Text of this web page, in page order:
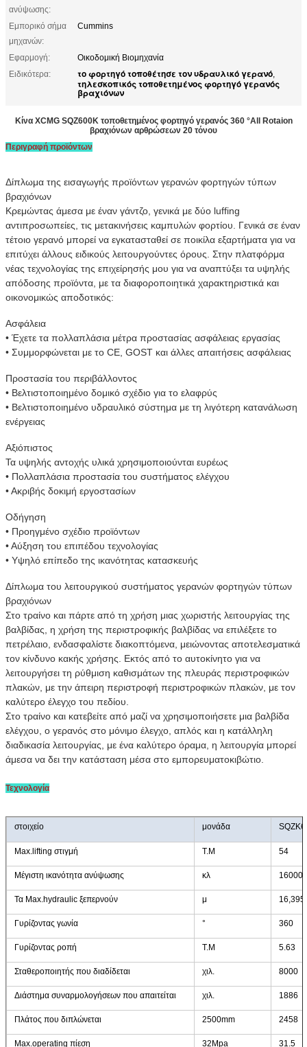
ανύψωσης:
Εμπορικό σήμα
μηχανών:
Cummins
Εφαρμογή:
Οικοδομική Βιομηχανία
Ειδικότερα:
το φορτηγό τοποθέτησε τον υδραυλικό γερανό,
τηλεσκοπικός τοποθετημένος φορτηγό γερανός
βραχιόνων
Κίνα XCMG SQZ600K τοποθετημένος φορτηγό γερανός 360 °All Rotaion
βραχιόνων αρθρώσεων 20 τόνου
Περιγραφή προϊόντων
Δίπλωμα της εισαγωγής προϊόντων γερανών φορτηγών τύπων
βραχιόνων
Κρεμώντας άμεσα με έναν γάντζο, γενικά με δύο luffing
αντιπροσωπείες, τις μετακινήσεις καμπυλών φορτίου. Γενικά σε έναν
τέτοιο γερανό μπορεί να εγκατασταθεί σε ποικίλα εξαρτήματα για να
επιτύχει άλλους ειδικούς λειτουργούντες όρους. Στην πλατφόρμα
νέας τεχνολογίας της επιχείρησής μου για να αναπτύξει τα υψηλής
απόδοσης προϊόντα, με τα διαφοροποιητικά χαρακτηριστικά και
οικονομικώς αποδοτικός:
Ασφάλεια
• Έχετε τα πολλαπλάσια μέτρα προστασίας ασφάλειας εργασίας
• Συμμορφώνεται με το CE, GOST και άλλες απαιτήσεις ασφάλειας
Προστασία του περιβάλλοντος
• Βελτιστοποιημένο δομικό σχέδιο για το ελαφρύς
• Βελτιστοποιημένο υδραυλικό σύστημα με τη λιγότερη κατανάλωση
ενέργειας
Αξιόπιστος
Τα υψηλής αντοχής υλικά χρησιμοποιούνται ευρέως
• Πολλαπλάσια προστασία του συστήματος ελέγχου
• Ακριβής δοκιμή εργοστασίων
Οδήγηση
• Προηγμένο σχέδιο προϊόντων
• Αύξηση του επιπέδου τεχνολογίας
• Υψηλό επίπεδο της ικανότητας κατασκευής
Δίπλωμα του λειτουργικού συστήματος γερανών φορτηγών τύπων
βραχιόνων
Στο τραίνο και πάρτε από τη χρήση μιας χωριστής λειτουργίας της
βαλβίδας, η χρήση της περιστροφικής βαλβίδας να επιλέξετε το
πετρέλαιο, ενδασφαλίστε διακοπτόμενα, μειώνοντας αποτελεσματικά
τον κίνδυνο κακής χρήσης. Εκτός από το αυτοκίνητο για να
λειτουργήσει τη ρύθμιση καθισμάτων της πλευράς περιστροφικών
πλακών, με την άπειρη περιστροφή περιστροφικών πλακών, με τον
καλύτερο έλεγχο του πεδίου.
Στο τραίνο και κατεβείτε από μαζί να χρησιμοποιήσετε μια βαλβίδα
ελέγχου, ο γερανός στο μόνιμο έλεγχο, απλός και η κατάλληλη
διαδικασία λειτουργίας, με ένα καλύτερο όραμα, η λειτουργία μπορεί
άμεσα να δει την κατάσταση μέσα στο εμπορευματοκιβώτιο.
Τεχνολογία
στοιχείο μονάδα
Max.lifting στιγμή T.M 54
Μέγιστη ικανότητα ανύψωσης κλ 16000
Τα Max.hydraulic ξεπερνούν μ 16,395
Γυρίζοντας γωνία ° 360
Γυρίζοντας ροπή T.M 5.63
Σταθεροποιητής που διαδίδεται χιλ. 8000
Διάστημα συναρμολογήσεων που απαιτείται χιλ. 1886
Πλάτος που διπλώνεται 2500mm 2458
Max.operating πίεση 32Mpa 31.5